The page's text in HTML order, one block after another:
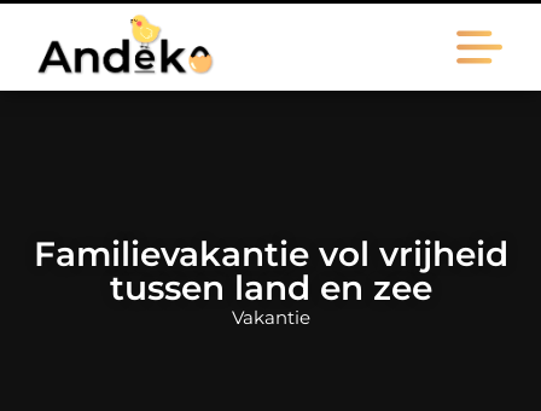
Familievakantie vol vrijheid
tussen land en zee
Vakantie